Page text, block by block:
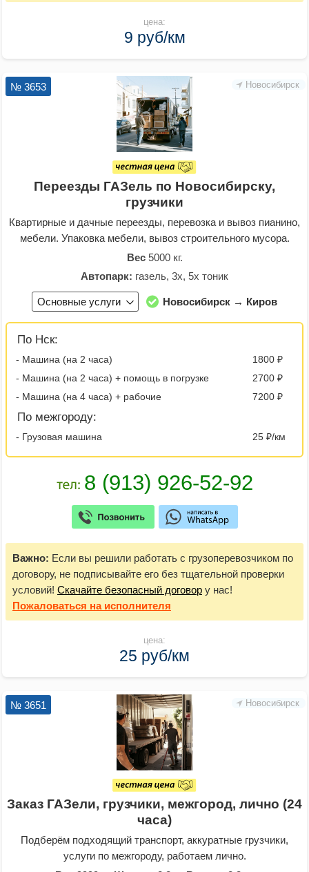
цена:
9 руб/км
Новосибирск
№ 3653
Переезды ГАЗель по Новосибирску,
грузчики
Квартирные и дачные переезды, перевозка и вывоз пианино,
мебели. Упаковка мебели, вывоз строительного мусора.
Вес5000 кг.
Автопарк: газель, 3х, 5х тоник
Основные услуги Новосибирск → Киров
По Нск:
- Машина (на 2 часа)
1800 ₽
- Машина (на 2 часа) + помощь в погрузке
2700 ₽
- Машина (на 4 часа) + рабочие
7200 ₽
По межгороду:
- Грузовая машина 25 ₽/км
Важно: Если вы решили работать с грузоперевозчиком по
договору, не подписывайте его без тщательной проверки
условий! Скачайте безопасный договор у нас!
Пожаловаться на исполнителя
цена:
25 руб/км
Новосибирск
№ 3651
Заказ ГАЗели, грузчики, межгород, лично (24
часа)
Подберём подходящий транспорт, аккуратные грузчики,
услуги по межгороду, работаем лично.